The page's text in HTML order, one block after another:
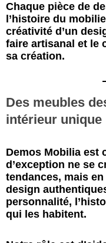
Chaque pièce de
l’histoire du
créativité d’un
faire artisanal et le
sa création.
Des meubles
intérieur unique
Demos Mobilia est
d’exception ne se
tendances, mais
design
personnalité,
qui les habitent.